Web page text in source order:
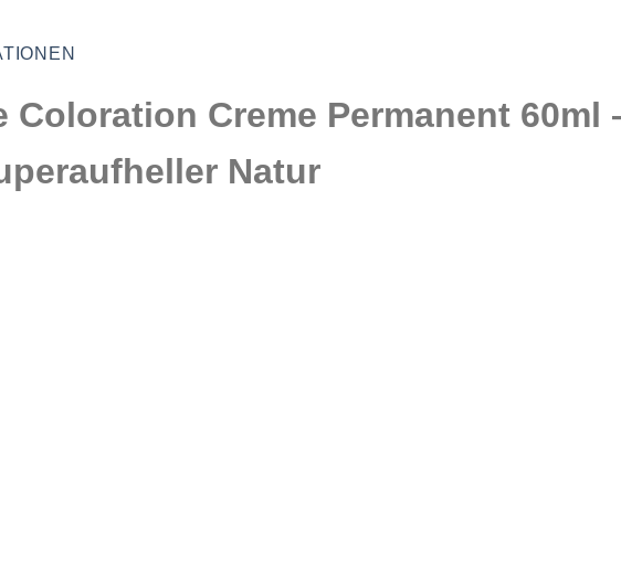
Coloration Creme Permanent 60ml
Natur